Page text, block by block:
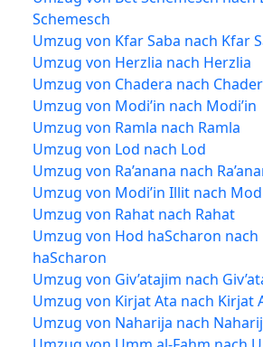
Schemesch
Umzug von Kfar Saba nach Kfar
Umzug von Herzlia nach Herzlia
Umzug von Chadera nach
Umzug von Modi’in nach Modi’in
Umzug von Ramla nach Ramla
Umzug von Lod nach Lod
Umzug von Ra’anana nach
Umzug von Modi’in Illit nach
Umzug von Rahat nach Rahat
Umzug von Hod haScharon nach
haScharon
Umzug von Giv’atajim nach
Umzug von Kirjat Ata nach Kirjat
Umzug von Naharija nach